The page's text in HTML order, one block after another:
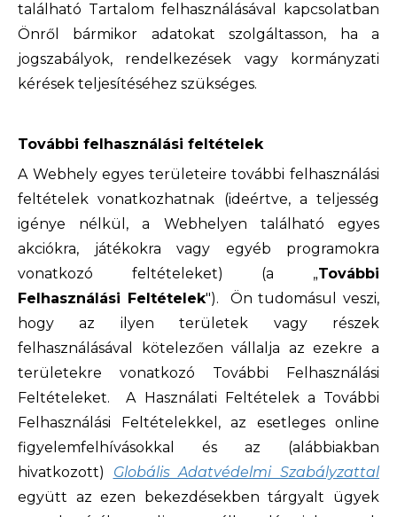
található Tartalom felhasználásával kapcsolatban
Önről bármikor adatokat szolgáltasson, ha a
jogszabályok, rendelkezések vagy kormányzati
kérések teljesítéséhez szükséges.
További felhasználási feltételek
A Webhely egyes területeire további felhasználási
feltételek vonatkozhatnak (ideértve, a teljesség
igénye nélkül, a Webhelyen található egyes
akciókra, játékokra vagy egyéb programokra
vonatkozó feltételeket) (a „További
Felhasználási Feltételek"). Ön tudomásul veszi,
hogy az ilyen területek vagy részek
felhasználásával kötelezően vállalja az ezekre a
területekre vonatkozó További Felhasználási
Feltételeket. A Használati Feltételek a További
Felhasználási Feltételekkel, az esetleges online
figyelemfelhívásokkal és az (alábbiakban
hivatkozott) Globális Adatvédelmi Szabályzattal
együtt az ezen bekezdésekben tárgyalt ügyek